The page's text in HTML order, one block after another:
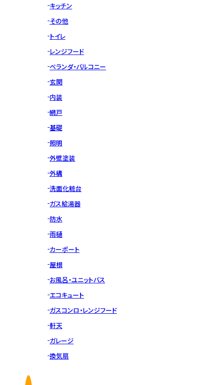
キッチン
その他
トイレ
レンジフード
ベランダ・バルコニー
玄関
内装
網戸
基礎
照明
外壁塗装
外構
洗面化粧台
ガス給湯器
防水
雨樋
カーポート
屋根
お風呂・ユニットバス
エコキュート
ガスコンロ・レンジフード
軒天
ガレージ
換気扇